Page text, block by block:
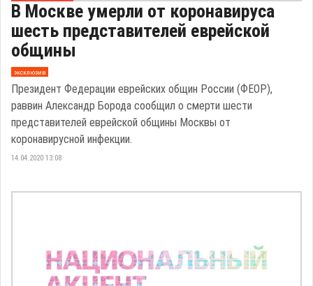
В Москве умерли от коронавируса
шесть представителей еврейской
общины
эксклюзив
Президент Федерации еврейских общин России (ФЕОР),
раввин Александр Борода сообщил о смерти шести
представителей еврейской общины Москвы от
коронавирусной инфекции.
14.04.2020 13:08